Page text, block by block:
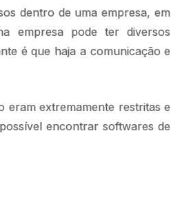
dentro de uma empresa, em
empresa pode ter diversos
é que haja a comunicação e
eram extremamente restritas e
encontrar softwares de